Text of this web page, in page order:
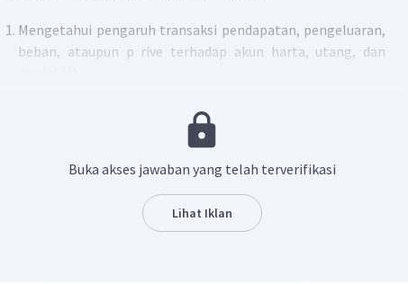
Mengetahui pengaruh transaksi pendapatan, pengeluaran,
beban, ataupun p rive terhadap akun harta, utang, dan
pengambilan keputusan perusahaan.(3)
Memungkinkan para pemakai informasi akuntansi menilai
Jadi, jawaban yang tepat adalah pilihan B.
Buka akses jawaban yang telah terverifikasi
Lihat Iklan